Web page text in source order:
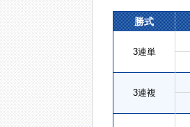
勝式
3連単
3連複